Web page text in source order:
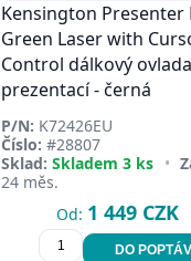
Kensington Presenter
Green Laser with
Control dálkový
prezentací - černá
P/N: K72426EU
Číslo: #28807
Sklad: Skladem 3 ks •
24 měs.
Od: 1 449 CZK
DO